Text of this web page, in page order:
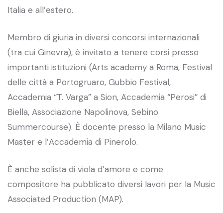
Italia e all’estero.
Membro di giuria in diversi concorsi internazionali
(tra cui Ginevra), è invitato a tenere corsi presso
importanti istituzioni (Arts academy a Roma, Festival
delle città a Portogruaro, Gubbio Festival,
Accademia “T. Varga” a Sion, Accademia “Perosi” di
Biella, Associazione Napolinova, Sebino
Summercourse). È docente presso la Milano Music
Master e l’Accademia di Pinerolo.
È anche solista di viola d’amore e come
compositore ha pubblicato diversi lavori per la Music
Associated Production (MAP).